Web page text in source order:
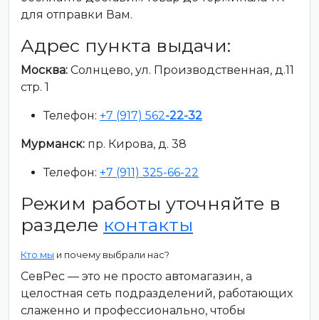
для отправки Вам.
Адрес пункта выдачи:
Москва: Солнцево, ул. Производственная, д.11
стр. 1
Телефон: +7 (917) 562-22-32
Мурманск: пр. Кирова, д. 38
Телефон: +7 (911) 325-66-22
Режим работы уточняйте в
разделе контакты
Кто мы и почему выбрали нас?
СевРес — это не просто автомагазин, а
целостная сеть подразделений, работающих
слаженно и профессионально, чтобы